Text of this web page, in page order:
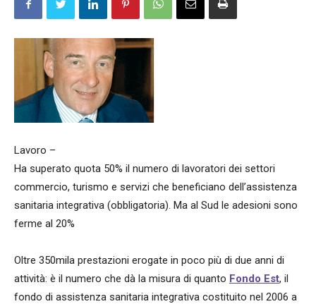
Lavoro –
Ha superato quota 50% il numero di lavoratori dei settori
commercio, turismo e servizi che beneficiano dell’assistenza
sanitaria integrativa (obbligatoria). Ma al Sud le adesioni sono
ferme al 20%
Oltre 350mila prestazioni erogate in poco più di due anni di
attività: è il numero che dà la misura di quanto Fondo Est, il
fondo di assistenza sanitaria integrativa costituito nel 2006 a